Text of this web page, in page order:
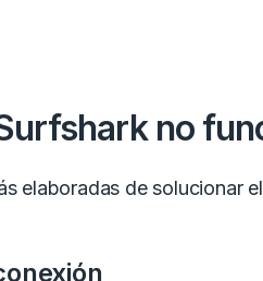
no
elaboradas de solucionar